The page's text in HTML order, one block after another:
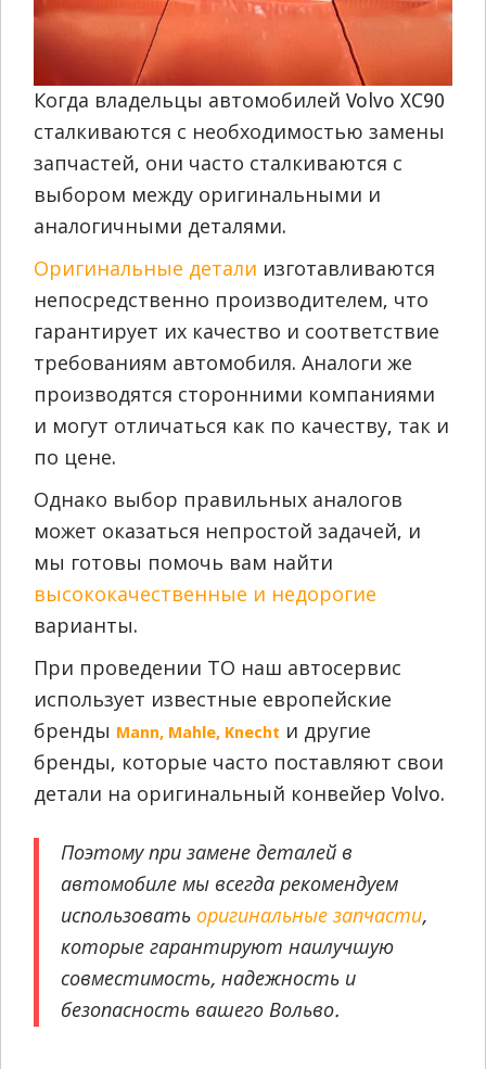
Когда владельцы автомобилей Volvo XC90
сталкиваются с необходимостью замены
запчастей, они часто сталкиваются с
выбором между оригинальными и
аналогичными деталями.
Оригинальные детали изготавливаются
непосредственно производителем, что
гарантирует их качество и соответствие
требованиям автомобиля. Аналоги же
производятся сторонними компаниями
и могут отличаться как по качеству, так и
по цене.
Однако выбор правильных аналогов
может оказаться непростой задачей, и
мы готовы помочь вам найти
высококачественные и недорогие
варианты.
При проведении ТО наш автосервис
использует известные европейские
бренды Mann, Mahle, Knecht и другие
бренды, которые часто поставляют свои
детали на оригинальный конвейер Volvo.
Поэтому при замене деталей в
автомобиле мы всегда рекомендуем
использовать оригинальные запчасти,
которые гарантируют наилучшую
совместимость, надежность и
безопасность вашего Вольво.